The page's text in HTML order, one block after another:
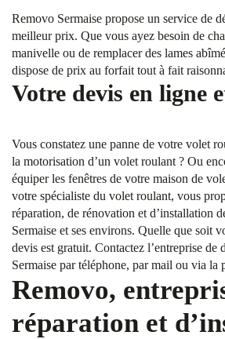
Removo Sermaise propose un service de
meilleur prix. Que vous ayez besoin de
manivelle ou de remplacer des lames
dispose de prix au forfait tout à fait
Votre devis en ligne
Vous constatez une panne de votre volet
la motorisation d’un volet roulant ? Ou
équiper les fenêtres de votre maison de
votre spécialiste du volet roulant, vous
réparation, de rénovation et d’installation
Sermaise et ses environs. Quelle que soit
devis est gratuit. Contactez l’entreprise de
Sermaise par téléphone, par mail ou via la
Removo,
réparation et